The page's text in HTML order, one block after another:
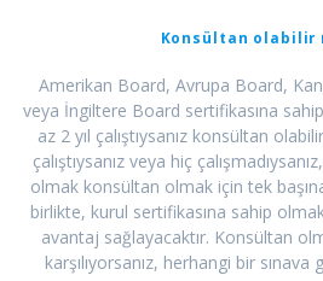
Konsültan olabilir
Amerikan Board, Avrupa Board,
veya İngiltere Board sertifikasına
az 2 yıl çalıştıysanız konsültan
çalıştıysanız veya hiç
olmak konsültan olmak için tek
birlikte, kurul sertifikasına sahip
avantaj sağlayacaktır. Konsültan
karşılıyorsanız, herhangi bir